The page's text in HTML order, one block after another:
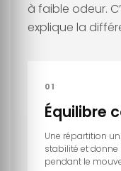
à faible odeur.
explique la
01
Équilibre
Une répartition
stabilité et
pendant le